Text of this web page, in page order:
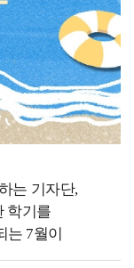
루를 보내는 것도
함께 새 학기를
, 여러분 모두
이
같습니다. 토익
험을 쌓기 위해
취득하거나
이 될지 등 어떤
을 높일 수
분야는 준비해야
해야 할지
서 서로 정보를
자신에게 맞는
같습니다.전공
생각하는 것은
는 기자단,
학기를
는 7월이